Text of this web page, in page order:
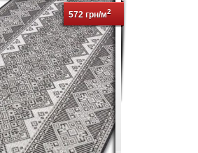
572 грн/м2